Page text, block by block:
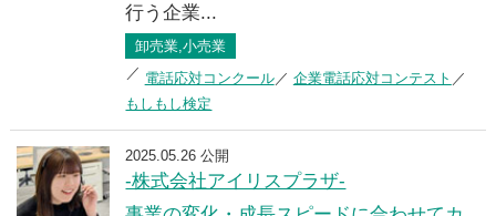
行う企業...
卸売業,小売業
電話応対コンクール
企業電話応対コンテスト
もしもし検定
2025.05.26 公開
-株式会社アイリスプラザ-